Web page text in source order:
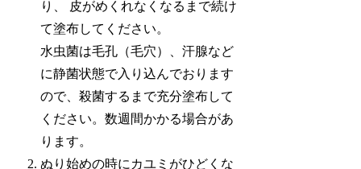
り、 皮がめくれなくなるまで続け
て塗布してください。
水虫菌は毛孔（毛穴）、汗腺など
に静菌状態で入り込んでおります
ので、殺菌するまで充分塗布して
ください。数週間かかる場合があ
ります。
ぬり始めの時にカユミがひどくな